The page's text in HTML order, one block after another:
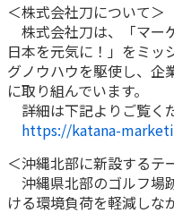
＜株式会社刀について＞
株式会社刀は、「マー
日本を元気に！」をミッ
グノウハウを駆使し、企
に取り組んでいます。
詳細は下記よりご覧く
https://katana-
＜沖縄北部に新設するテ
沖縄県北部のゴルフ場
ける環境負荷を軽減しな